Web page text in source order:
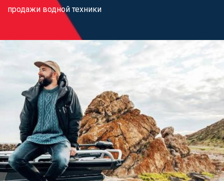
продажи водной техники